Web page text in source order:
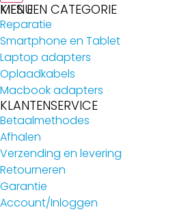
MENU
KIES EEN CATEGORIE
Reparatie
Smartphone en Tablet
Laptop adapters
Oplaadkabels
Macbook adapters
KLANTENSERVICE
Betaalmethodes
Afhalen
Verzending en levering
Retourneren
Garantie
Account/Inloggen